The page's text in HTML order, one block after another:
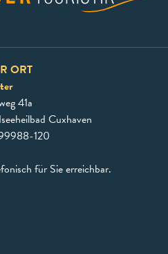
ORT
41a
Cuxhaven
120
für Sie erreichbar.